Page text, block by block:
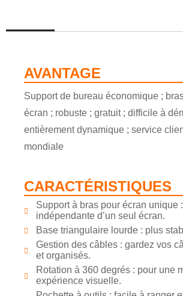
AVANTAGE
Support de bureau économique ;
écran ; robuste ; gratuit ; difficile à
entièrement dynamique ; service
mondiale
CARACTÉRISTIQUES
Support à bras pour écran unique
indépendante d’un seul écran.
Base triangulaire lourde : plus
Gestion des câbles : gardez vos
et organisés.
Rotation à 360 degrés : pour une
expérience visuelle.